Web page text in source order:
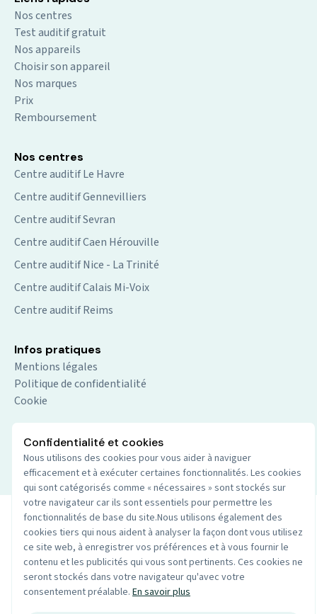
Confidentialité et cookies
Nous utilisons des cookies pour vous aider à naviguer
efficacement et à exécuter certaines fonctionnalités. Les cookies
qui sont catégorisés comme « nécessaires » sont stockés sur
votre navigateur car ils sont essentiels pour permettre les
fonctionnalités de base du site.Nous utilisons également des
cookies tiers qui nous aident à analyser la façon dont vous utilisez
ce site web, à enregistrer vos préférences et à vous fournir le
contenu et les publicités qui vous sont pertinents. Ces cookies ne
seront stockés dans votre navigateur qu'avec votre
consentement préalable. En savoir plus
Nos centres
Test auditif gratuit
Nos appareils
Choisir son appareil
Nos marques
Prix
Remboursement
Infos pratiques
Mentions légales
Politique de confidentialité
Cookie
Nos centres
Centre auditif Le Havre
Centre auditif Gennevilliers
Centre auditif Sevran
Centre auditif Caen Hérouville
Centre auditif Nice - La Trinité
Centre auditif Calais Mi-Voix
Centre auditif Reims
© 2026 Audio du centre. Tout droits réservés.Site par
Wenoble